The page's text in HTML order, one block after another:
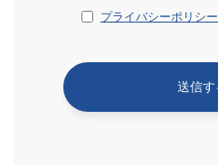
プライバシーポリシー